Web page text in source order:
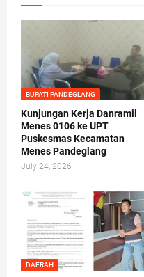
BUPATI PANDEGLANG
Kunjungan Kerja Danramil
Menes 0106 ke UPT
Puskesmas Kecamatan
Menes Pandeglang
July 24, 2026
DAERAH